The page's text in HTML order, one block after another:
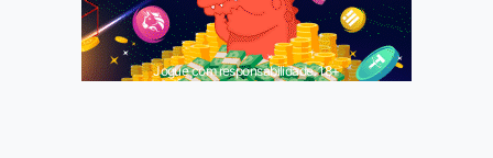
Jogue com responsabilidade. 18+